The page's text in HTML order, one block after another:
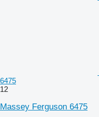
6475
12
Massey Ferguson 6475